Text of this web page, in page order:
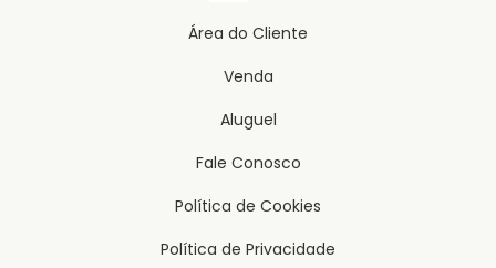
Área do Cliente
Venda
Aluguel
Fale Conosco
Política de Cookies
Política de Privacidade